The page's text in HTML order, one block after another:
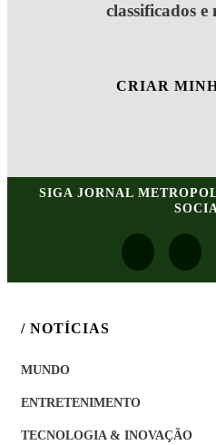
classificados
CRIAR
SIGA JORNAL
/ NOTÍCIAS
MUNDO
ENTRETENIMENTO
TECNOLOGIA & INOVAÇÃO